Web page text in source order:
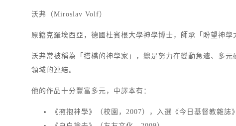
沃弗（Miroslav Volf）
原籍克羅埃西亞，德國杜賓根大學神學博士，師承「盼望神
沃弗常被稱為「搭橋的神學家」，總是努力在變動急遽、多
領域的連結。
他的作品十分豐富多元，中譯本有：
《擁抱神學》（校園，2007），入選《今日基督教雜誌